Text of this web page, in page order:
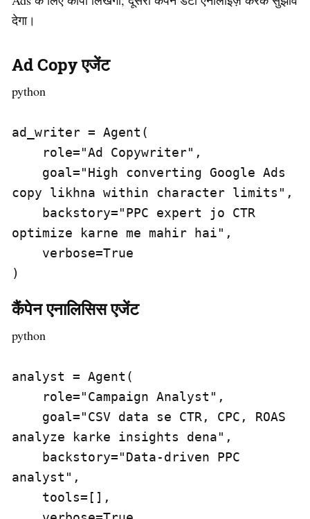
देगा।
Ad Copy एजेंट
python
ad_writer = Agent(
copy likhna within character limits",
optimize karne me mahir hai",
)
कैंपेन एनालिसिस एजेंट
python
analyst = Agent(
analyze karke insights dena",
analyst",